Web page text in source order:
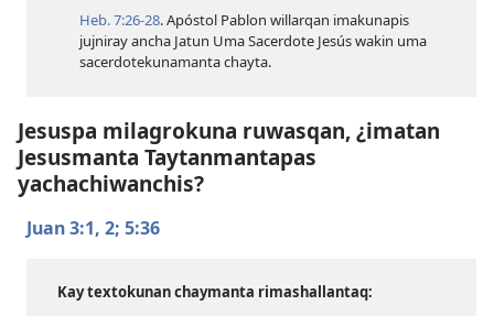
Heb. 7:​26-28. Apóstol Pablon willarqan imakunapis
jujniray ancha Jatun Uma Sacerdote Jesús wakin uma
sacerdotekunamanta chayta.
Jesuspa milagrokuna ruwasqan, ¿imatan
Jesusmanta Taytanmantapas
yachachiwanchis?
Juan 3:​1, 2; 5:36
Kay textokunan chaymanta rimashallantaq: